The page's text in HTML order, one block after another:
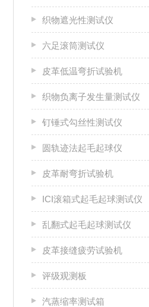
织物遮光性测试仪
六足滚筒测试仪
皮革低温弯折试验机
织物负离子发生量测试仪
钉锤式勾丝性测试仪
圆轨迹法起毛起球仪
皮革耐弯折试验机
ICI滚箱式起毛起球测试仪
乱翻式起毛起球测试仪
皮革接缝疲劳试验机
评级观测板
汽蒸缩率测试箱